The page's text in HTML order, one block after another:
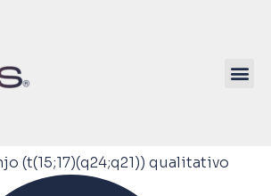
(t(15;17)(q24;q21)) qualitativo